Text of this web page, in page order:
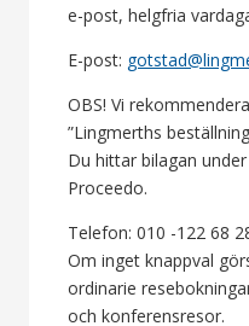
e-post, helgfria
E-post:
OBS! Vi
”Lingmerths
Du hittar bilagan
Proceedo.
Telefon: 010 -122 68
Om inget knappval
ordinarie
och konferensresor.